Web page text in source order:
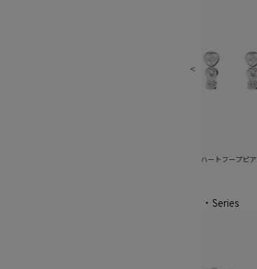
ピュアグロウハートフープピアス（シルバー）
・Series